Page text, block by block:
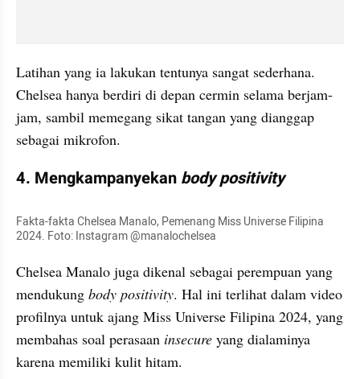
Latihan yang ia lakukan tentunya sangat sederhana.
Chelsea hanya berdiri di depan cermin selama berjam-
jam, sambil memegang sikat tangan yang dianggap
sebagai mikrofon.
4. Mengkampanyekan body positivity
Fakta-fakta Chelsea Manalo, Pemenang Miss Universe Filipina
2024. Foto: Instagram @manalochelsea
Chelsea Manalo juga dikenal sebagai perempuan yang
mendukung body positivity. Hal ini terlihat dalam video
profilnya untuk ajang Miss Universe Filipina 2024, yang
membahas soal perasaan insecure yang dialaminya
karena memiliki kulit hitam.